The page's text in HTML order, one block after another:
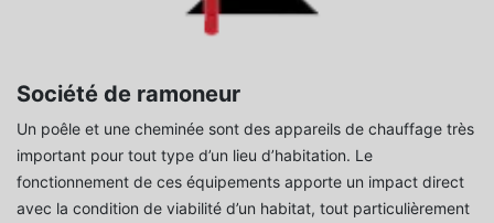
Société de ramoneur
Un poêle et une cheminée sont des appareils de chauffage très
important pour tout type d’un lieu d’habitation. Le
fonctionnement de ces équipements apporte un impact direct
avec la condition de viabilité d’un habitat, tout particulièrement